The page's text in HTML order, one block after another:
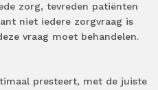
zorg, tevreden patiënten
niet iedere zorgvraag is
vraag moet behandelen.
presteert, met de juiste